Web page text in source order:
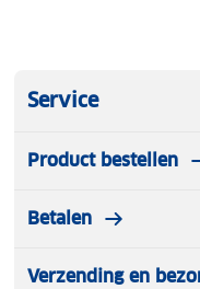
Service
Product bestellen
Betalen
Verzending en